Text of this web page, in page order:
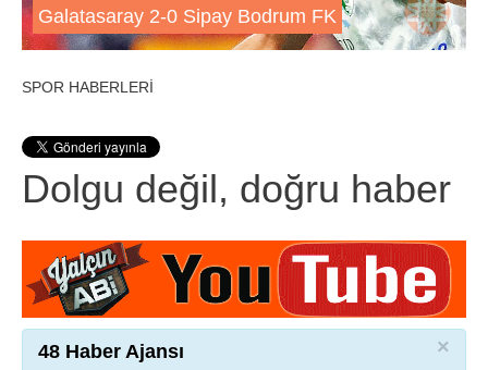
Galatasaray 2-0 Sipay Bodrum FK
SPOR HABERLERİ
Dolgu değil, doğru haber
×
48 Haber Ajansı